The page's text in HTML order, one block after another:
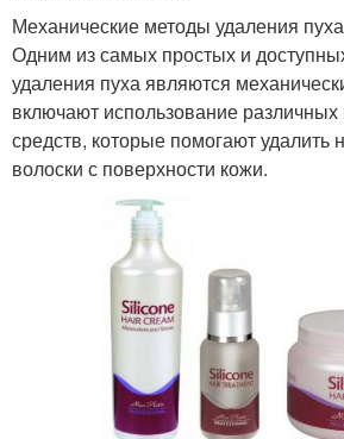
Механические методы удаления пуха
Одним из самых простых и
удаления пуха являются
включают использование различных
средств, которые помогают удалить
волоски с поверхности кожи.